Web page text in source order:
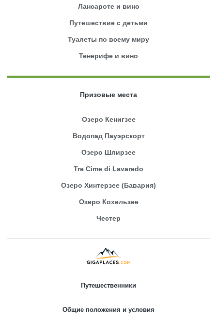
Лансароте и вино
Путешествие с детьми
Туалеты по всему миру
Тенерифе и вино
Призовые места
Озеро Кенигзее
Водопад Пауэрскорт
Озеро Шлирзее
Tre Cime di Lavaredo
Озеро Хинтерзее (Бавария)
Озеро Кохельзее
Честер
Путешественники
Общие положения и условия